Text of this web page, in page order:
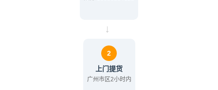
→
2
上门提货
广州市区2小时内